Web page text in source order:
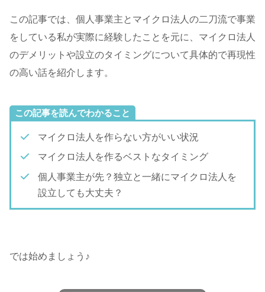
この記事では、個人事業主とマイクロ法人の二刀流で事業
をしている私が実際に経験したことを元に、マイクロ法人
のデメリットや設立のタイミングについて具体的で再現性
の高い話を紹介します。
この記事を読んでわかること
マイクロ法人を作らない方がいい状況
マイクロ法人を作るベストなタイミング
個人事業主が先？独立と一緒にマイクロ法人を
設立しても大丈夫？
では始めましょう♪